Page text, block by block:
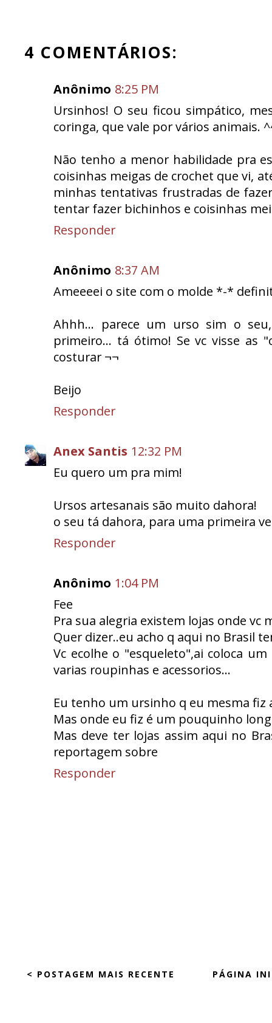
4 COMENTÁRIOS:
Anônimo 8:25 PM
Ursinhos! O seu ficou simpático,
coringa, que vale por vários animais.
Não tenho a menor habilidade pra
coisinhas meigas de crochet que vi,
minhas tentativas frustradas de
tentar fazer bichinhos e coisinhas
Responder
Anônimo 8:37 AM
Ameeeei o site com o molde *-*
Ahhh... parece um urso sim o
primeiro... tá ótimo! Se vc visse as
costurar ¬¬
Beijo
Responder
Anex Santis 12:32 PM
Eu quero um pra mim!
Ursos artesanais são muito dahora!
o seu tá dahora, para uma primeira
Responder
Anônimo 1:04 PM
Fee
Pra sua alegria existem lojas onde vc
Quer dizer..eu acho q aqui no Brasil
Vc ecolhe o "esqueleto",ai coloca
varias roupinhas e acessorios...
Eu tenho um ursinho q eu mesma fiz
Mas onde eu fiz é um pouquinho
Mas deve ter lojas assim aqui no
reportagem sobre
Responder
< POSTAGEM MAIS RECENTE PÁGINA